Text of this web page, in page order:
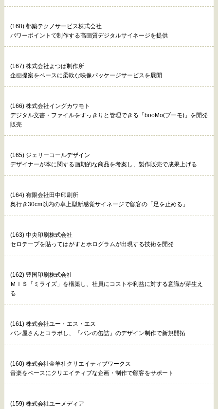
(168) 都築テクノサービス株式会社
パワーポイントで制作する高画質デジタルサイネージを提供
(167) 株式会社よつば制作所
企画提案をベースに柔軟な映像パッケージサービスを展開
(166) 株式会社イングカワモト
デジタル文書・ファイルをすっきりと管理できる「booMo(ブーモ)」を開発
販売
(165) ジェリーコールデザイン
デザイナーが本に関する画期的な商品を考案し、製作販売で成果上げる
(164) 有限会社田中印刷所
奥行き30cm以内の卓上型新感覚サイネージで顧客の「足を止める」
(163) 中央印刷株式会社
セロテープを貼ってはがすとホログラムが出現する技術を開発
(162) 豊国印刷株式会社
ＭＩＳ「ミライズ」を構築し、社員にコストや利益に対する意識が芽生え
る
(161) 株式会社ユー・エス・エス
パン屋さんとコラボし、『パンの缶詰』のデザイン制作で新規開拓
(160) 株式会社金羊社クリエイティブワークス
音楽をベースにクリエイティブな企画・制作で顧客をサポート
(159) 株式会社ユーメディア